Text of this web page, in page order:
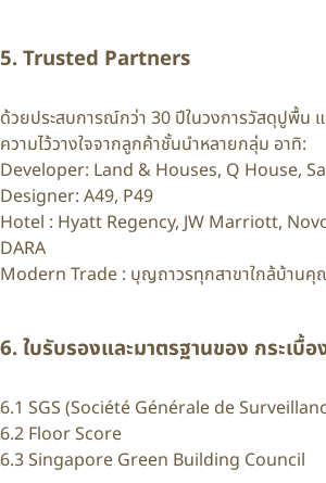
5. Trusted Partners
ด้วยประสบการณ์กว่า 30 ปีในวงการวัสดุปูพื้น
ความไว้วางใจจากลูกค้าชั้นนำหลายกลุ่ม อาทิ:
Developer: Land & Houses, Q House,
Designer: A49, P49
Hotel : Hyatt Regency, JW Marriott,
DARA
Modern Trade : บุญถาวรทุกสาขาใกล้บ้านคุ
6. ใบรับรองและมาตรฐานของ กระเบื้อ
6.1 SGS (Société Générale de
6.2 Floor Score
6.3 Singapore Green Building Council